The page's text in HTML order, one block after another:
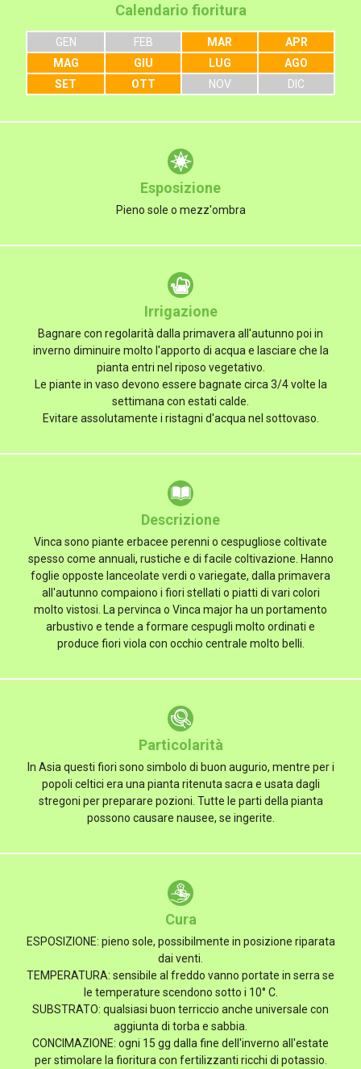
Calendario fioritura
GEN FEB MAR
APR
MAG
GIU LUG
AGO
SET
OTT NOV DIC
Esposizione
Pieno sole o mezz'ombra
Irrigazione
Bagnare con regolarità dalla primavera all'autunno poi in
inverno diminuire molto l'apporto di acqua e lasciare che la
pianta entri nel riposo vegetativo.
Le piante in vaso devono essere bagnate circa 3/4 volte la
settimana con estati calde.
Evitare assolutamente i ristagni d'acqua nel sottovaso.
Descrizione
Vinca sono piante erbacee perenni o cespugliose coltivate
spesso come annuali, rustiche e di facile coltivazione. Hanno
foglie opposte lanceolate verdi o variegate, dalla primavera
all'autunno compaiono i fiori stellati o piatti di vari colori
molto vistosi. La pervinca o Vinca major ha un portamento
arbustivo e tende a formare cespugli molto ordinati e
produce fiori viola con occhio centrale molto belli.
Particolarità
In Asia questi fiori sono simbolo di buon augurio, mentre per i
popoli celtici era una pianta ritenuta sacra e usata dagli
stregoni per preparare pozioni. Tutte le parti della pianta
possono causare nausee, se ingerite.
Cura
ESPOSIZIONE: pieno sole, possibilmente in posizione riparata
dai venti.
TEMPERATURA: sensibile al freddo vanno portate in serra se
le temperature scendono sotto i 10° C.
SUBSTRATO: qualsiasi buon terriccio anche universale con
aggiunta di torba e sabbia.
CONCIMAZIONE: ogni 15 gg dalla fine dell'inverno all'estate
per stimolare la fioritura con fertilizzanti ricchi di potassio.